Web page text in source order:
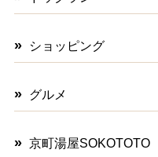
ショッピング
グルメ
京町湯屋SOKOTOTO